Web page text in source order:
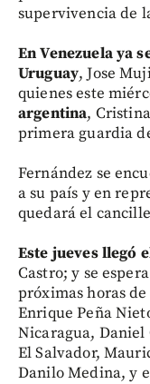
supervivencia de
En Venezuela ya
Uruguay, Jose
quienes este
argentina,
primera guardia
Fernández se
a su país y en
quedará el
Este jueves llegó
Castro; y se
próximas horas
Enrique Peña
Nicaragua,
El Salvador,
Danilo Medina, y